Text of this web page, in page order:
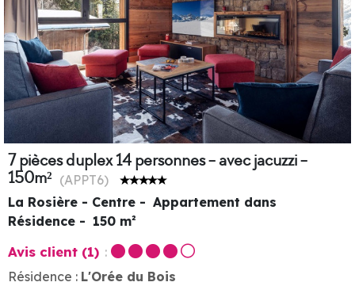
7 pièces duplex 14 personnes - avec jacuzzi -
150m² (APPT6)
La Rosière - Centre
Appartement dans
Résidence
150 m²
Avis client (1)
Résidence : L'Orée du Bois